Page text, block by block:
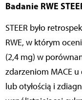
Badanie RWE
STEER było
RWE, w którym
(2,4 mg) w
zdarzeniom MACE
lub otyłością i